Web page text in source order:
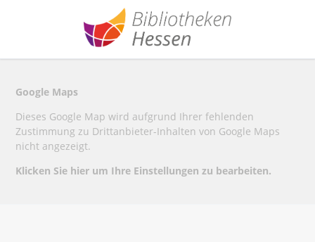
Google Maps
Dieses Google Map wird aufgrund Ihrer fehlenden
Zustimmung zu Drittanbieter-Inhalten von Google Maps
nicht angezeigt.
Klicken Sie hier um Ihre Einstellungen zu bearbeiten.